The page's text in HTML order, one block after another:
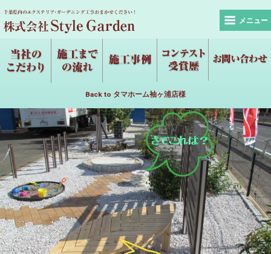
メニュー
Back to タマホーム袖ヶ浦店様